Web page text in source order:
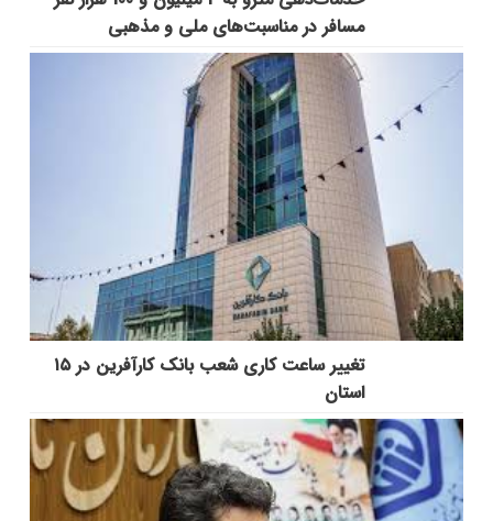
مسافر در مناسبت‌هاي ملي و مذهبي
تغییر ساعت کاری شعب بانک کارآفرین در ۱۵
استان